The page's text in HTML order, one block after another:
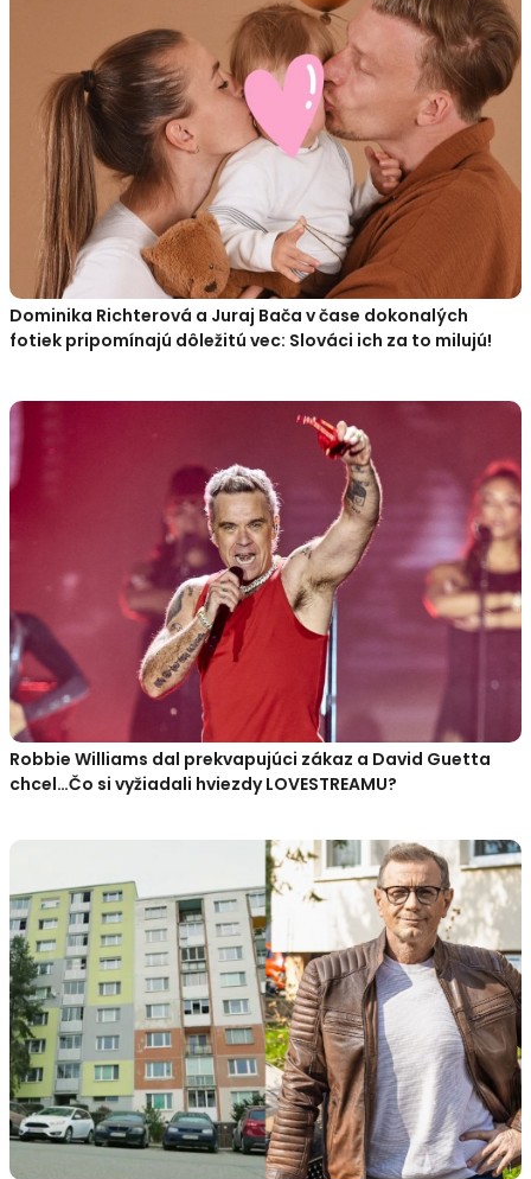
Dominika Richterová a Juraj Bača v čase dokonalých
fotiek pripomínajú dôležitú vec: Slováci ich za to milujú!
Robbie Williams dal prekvapujúci zákaz a David Guetta
chcel…Čo si vyžiadali hviezdy LOVESTREAMU?